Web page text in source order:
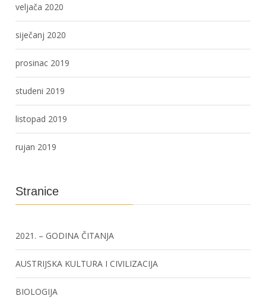
veljača 2020
siječanj 2020
prosinac 2019
studeni 2019
listopad 2019
rujan 2019
Stranice
2021. – GODINA ČITANJA
AUSTRIJSKA KULTURA I CIVILIZACIJA
BIOLOGIJA